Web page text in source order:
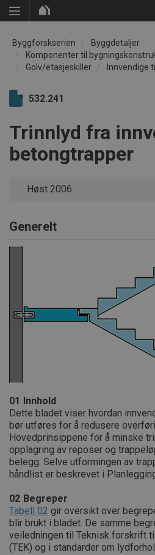
Byggforskserien
Byggdetaljer
Komponenter til
Golv/etasjeskiller
Innvendige
532.241
Trinnlyd fra
betongtrapper
Høst 2006
Generelt
01 Innhold
Dette bladet viser hvordan
bør utføres for å redusere
Hovedprinsippene for å minske
opplagring av reposer og
belegg. Selve utformingen av
håndlist er beskrevet i
02 Begreper
Tabell 02 gir oversikt over
blir brukt i bladet. De samme
veiledningen til Teknisk forskrift
(TEK) og i standarder om